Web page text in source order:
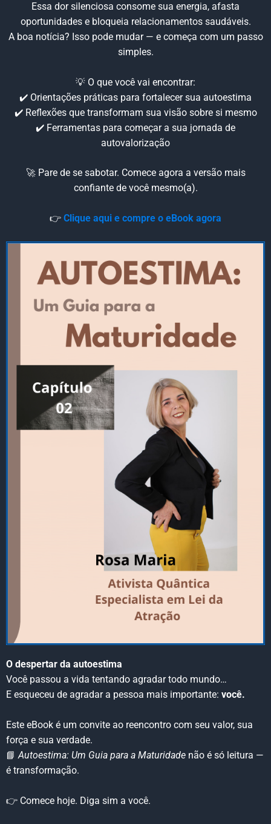
Essa dor silenciosa consome sua energia, afasta
oportunidades e bloqueia relacionamentos saudáveis.
A boa notícia? Isso pode mudar — e começa com um passo
simples.
💡 O que você vai encontrar:
✔️ Orientações práticas para fortalecer sua autoestima
✔️ Reflexões que transformam sua visão sobre si mesmo
✔️ Ferramentas para começar a sua jornada de
autovalorização
🚀 Pare de se sabotar. Comece agora a versão mais
confiante de você mesmo(a).
👉 Clique aqui e compre o eBook agora
O despertar da autoestima
Você passou a vida tentando agradar todo mundo…
E esqueceu de agradar a pessoa mais importante: você.
Este eBook é um convite ao reencontro com seu valor, sua
força e sua verdade.
📘Autoestima: Um Guia para a Maturidade não é só leitura —
é transformação.
👉 Comece hoje. Diga sim a você.